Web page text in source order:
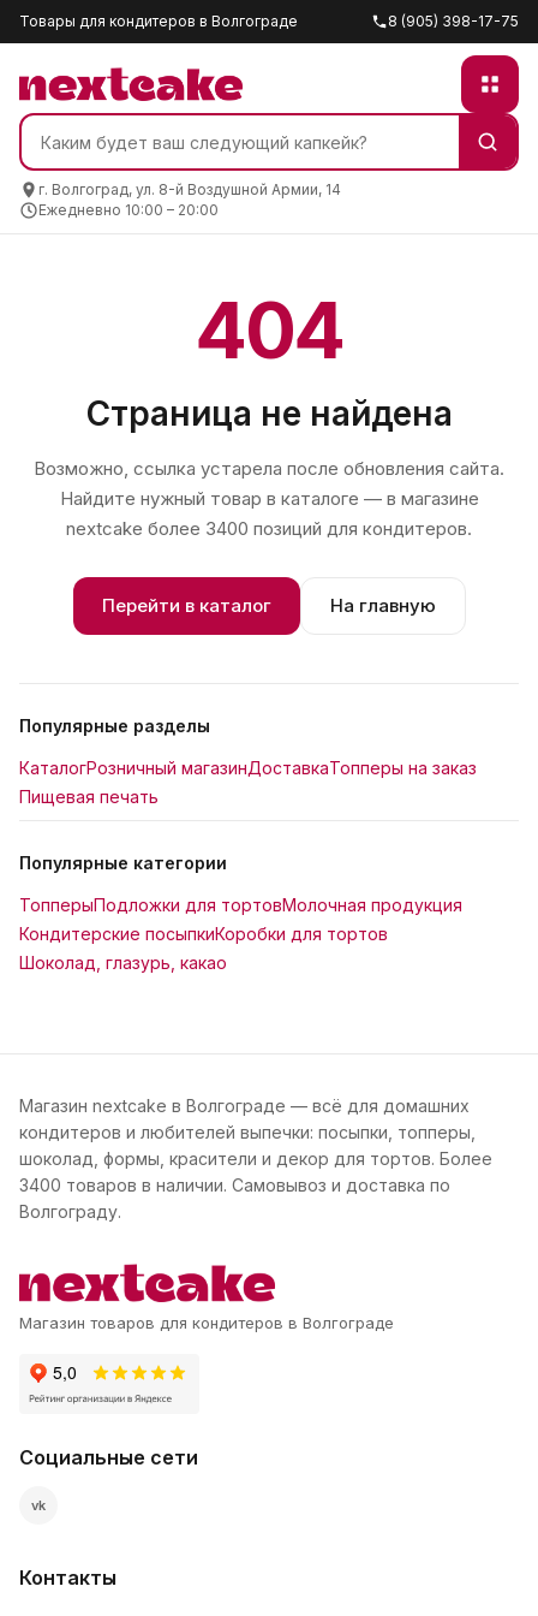
Товары для кондитеров в Волгограде 8 (905) 398-17-75
г. Волгоград, ул. 8-й Воздушной Армии, 14
Ежедневно 10:00 – 20:00
404
Страница не найдена
Возможно, ссылка устарела после обновления сайта.
Найдите нужный товар в каталоге — в магазине
nextcake более 3400 позиций для кондитеров.
Перейти в каталог На главную
Популярные разделы
КаталогРозничный магазинДоставкаТопперы на заказ
Пищевая печать
Популярные категории
ТопперыПодложки для тортовМолочная продукция
Кондитерские посыпкиКоробки для тортов
Шоколад, глазурь, какао
Магазин nextcake в Волгограде — всё для домашних
кондитеров и любителей выпечки: посыпки, топперы,
шоколад, формы, красители и декор для тортов. Более
3400 товаров в наличии. Самовывоз и доставка по
Волгограду.
Магазин товаров для кондитеров в Волгограде
Социальные сети
vk
Контакты